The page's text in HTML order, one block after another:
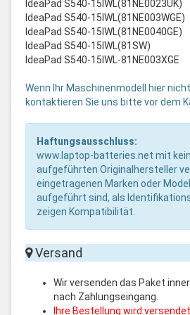
IdeaPad S540-15IWL(81NE0023UK)
IdeaPad S540-15IWL(81NE003WGE)
IdeaPad S540-15IWL(81NE0040GE)
IdeaPad S540-15IWL(81SW)
IdeaPad S540-15IWL-81NE003XGE
Wenn Ihr Maschinenmodell hier
kontaktieren Sie uns bitte vor dem
Haftungsausschluss:
www.laptop-batteries.net mit
aufgeführten Originalhersteller
eingetragenen Marken oder
aufgeführt sind, als
zeigen Kompatibilität.
Versand
Wir versenden das Paket
nach Zahlungseingang.
Ihre Bestellung wird